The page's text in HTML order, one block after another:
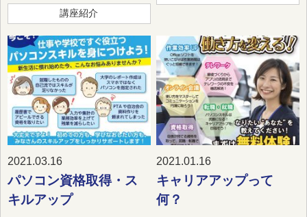
講座紹介
2021.03.16
パソコン資格取得・ス
キルアップ
2021.01.16
キャリアアップって
何？